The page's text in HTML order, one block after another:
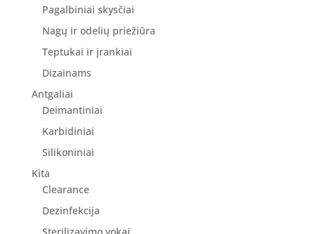
Pagalbiniai skysčiai
Nagų ir odelių priežiūra
Teptukai ir įrankiai
Dizainams
Antgaliai
Deimantiniai
Karbidiniai
Silikoniniai
Kita
Clearance
Dezinfekcija
Sterilizavimo vokai